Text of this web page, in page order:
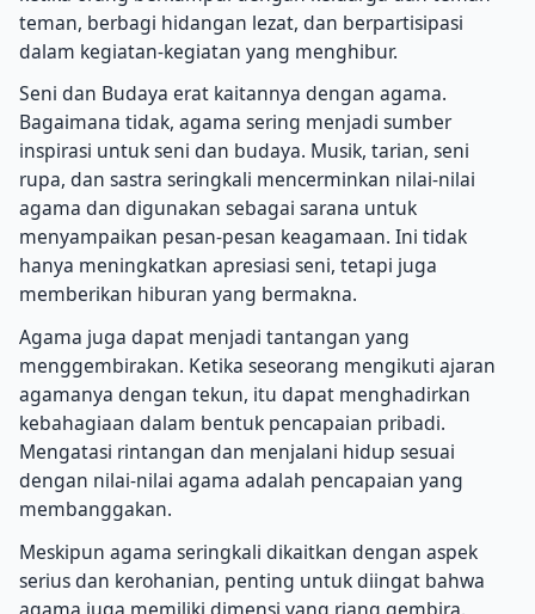
teman, berbagi hidangan lezat, dan berpartisipasi
dalam kegiatan-kegiatan yang menghibur.
Seni dan Budaya erat kaitannya dengan agama.
Bagaimana tidak, agama sering menjadi sumber
inspirasi untuk seni dan budaya. Musik, tarian, seni
rupa, dan sastra seringkali mencerminkan nilai-nilai
agama dan digunakan sebagai sarana untuk
menyampaikan pesan-pesan keagamaan. Ini tidak
hanya meningkatkan apresiasi seni, tetapi juga
memberikan hiburan yang bermakna.
Agama juga dapat menjadi tantangan yang
menggembirakan. Ketika seseorang mengikuti ajaran
agamanya dengan tekun, itu dapat menghadirkan
kebahagiaan dalam bentuk pencapaian pribadi.
Mengatasi rintangan dan menjalani hidup sesuai
dengan nilai-nilai agama adalah pencapaian yang
membanggakan.
Meskipun agama seringkali dikaitkan dengan aspek
serius dan kerohanian, penting untuk diingat bahwa
agama juga memiliki dimensi yang riang gembira.